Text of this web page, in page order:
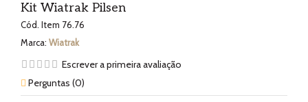
Kit Wiatrak Pilsen
Cód. Item 76.76
Marca: Wiatrak
Escrever a primeira avaliação
Perguntas (0)